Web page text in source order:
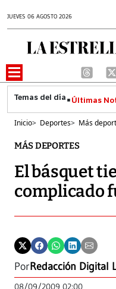
JUEVES 06 AGOSTO 2026
Últimas
Inicio> Deportes> Más
MÁS DEPORTES
El básquet
complicado
PorRedacción Digital